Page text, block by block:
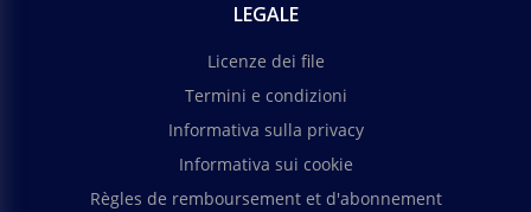
LEGALE
Licenze dei file
Termini e condizioni
Informativa sulla privacy
Informativa sui cookie
Règles de remboursement et d'abonnement